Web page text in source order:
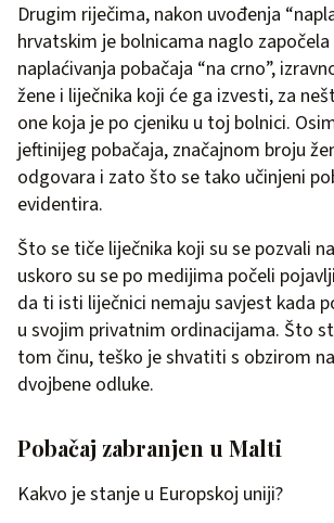
Drugim riječima, nakon uvođenja
hrvatskim je bolnicama naglo započela
naplaćivanja pobačaja “na crno”,
žene i liječnika koji će ga izvesti, za
one koja je po cjeniku u toj bolnici.
jeftinijeg pobačaja, značajnom broju
odgovara i zato što se tako učinjeni
evidentira.
Što se tiče liječnika koji su se pozvali
uskoro su se po medijima počeli
da ti isti liječnici nemaju savjest kada
u svojim privatnim ordinacijama. Što
tom činu, teško je shvatiti s obzirom
dvojbene odluke.
Pobačaj zabranjen u Malti
Kakvo je stanje u Europskoj uniji?